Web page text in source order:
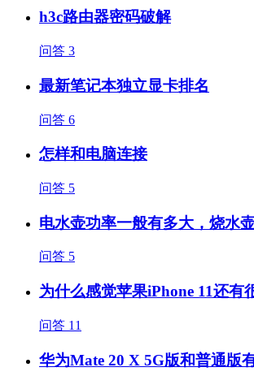
h3c路由器密码破解
问答 3
最新笔记本独立显卡排名
问答 6
怎样和电脑连接
问答 5
电水壶功率一般有多大，烧水
问答 5
为什么感觉苹果iPhone 11还有
问答 11
华为Mate 20 X 5G版和普通版